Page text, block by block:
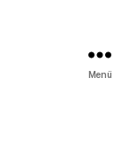
Menü